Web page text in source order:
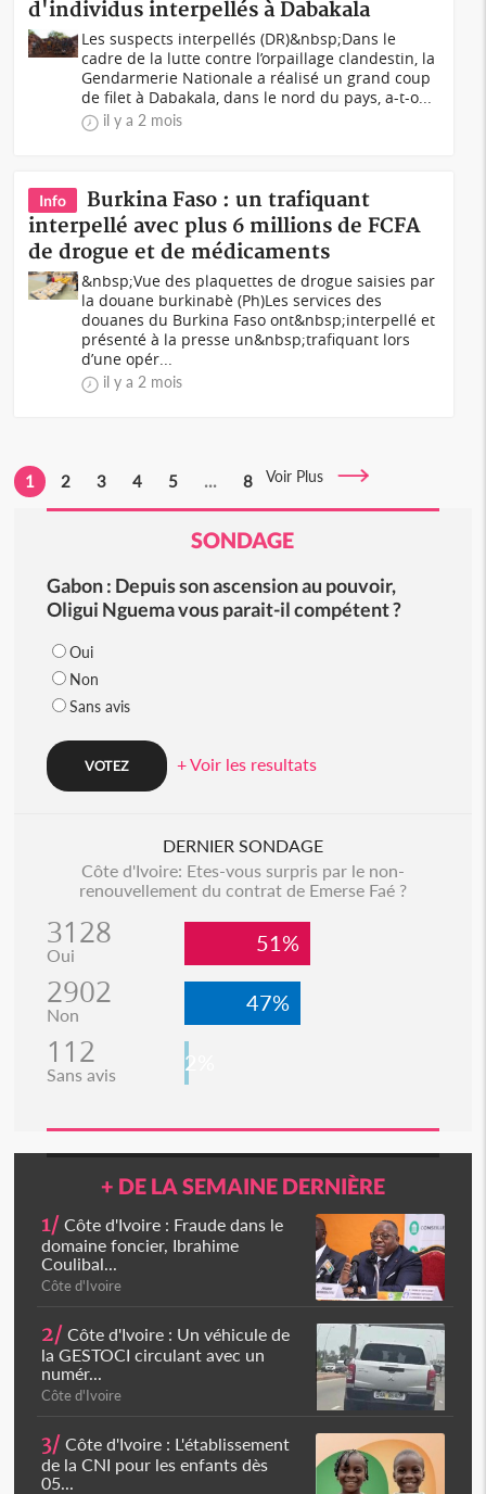
d'individus interpellés à Dabakala
Les suspects interpellés (DR)&nbsp;Dans le
cadre de la lutte contre l’orpaillage clandestin, la
Gendarmerie Nationale a réalisé un grand coup
de filet à Dabakala, dans le nord du pays, a-t-o...
il y a 2 mois
Info
Burkina Faso : un trafiquant
interpellé avec plus 6 millions de FCFA
de drogue et de médicaments
&nbsp;Vue des plaquettes de drogue saisies par
la douane burkinabè (Ph)Les services des
douanes du Burkina Faso ont&nbsp;interpellé et
présenté à la presse un&nbsp;trafiquant lors
d’une opér...
il y a 2 mois
1 2 3 4 5 ... 8 Voir Plus
SONDAGE
Gabon : Depuis son ascension au pouvoir,
Oligui Nguema vous parait-il compétent ?
Oui
Non
Sans avis
+ Voir les resultats
DERNIER SONDAGE
Côte d'Ivoire: Etes-vous surpris par le non-
renouvellement du contrat de Emerse Faé ?
3128
Oui 51%
2902
Non 47%
112
Sans avis 2%
+ DE LA SEMAINE DERNIÈRE
1/ Côte d'Ivoire : Fraude dans le
domaine foncier, Ibrahime
Coulibal...
Côte d'Ivoire
2/ Côte d'Ivoire : Un véhicule de
la GESTOCI circulant avec un
numér...
Côte d'Ivoire
3/ Côte d'Ivoire : L'établissement
de la CNI pour les enfants dès
05...